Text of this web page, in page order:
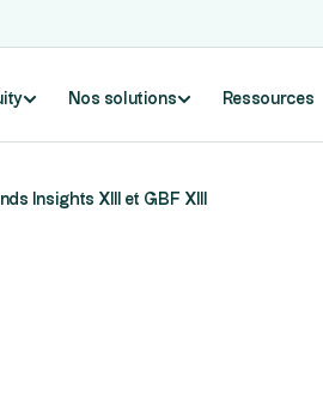
Nos solutions Ressources
Insights XIII et GBF XIII